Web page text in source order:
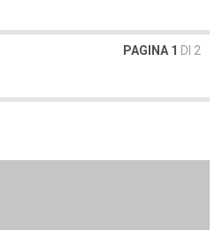
PAGINA 1 DI 2